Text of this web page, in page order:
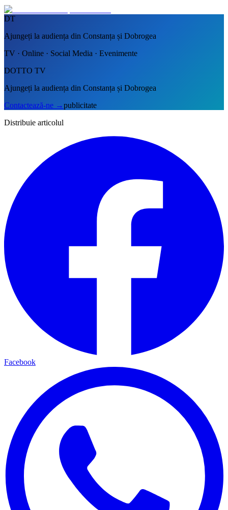
DT
Ajungeți la audiența din Constanța și Dobrogea
TV · Online · Social Media · Evenimente
DOTTO TV
Ajungeți la audiența din Constanța și Dobrogea
Contactează-ne →publicitate
Distribuie articolul
Facebook